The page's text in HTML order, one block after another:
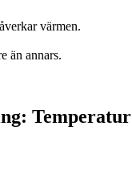
värmen.
än annars.
Temperatur